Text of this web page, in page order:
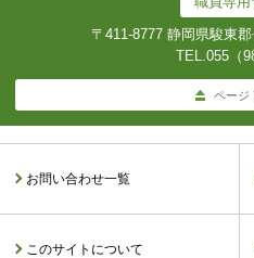
〒411-8777 静岡県駿東
TEL.055（
ページ
お問い合わせ一覧
このサイトについて